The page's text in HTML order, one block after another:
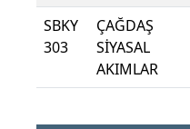
SBKY
303
ÇAĞDAŞ
SİYASAL
AKIMLAR